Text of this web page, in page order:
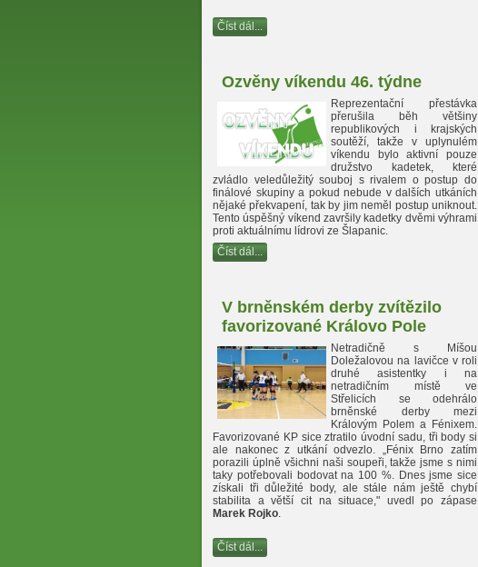
Číst dál...
Ozvěny víkendu 46. týdne
Reprezentační přestávka
přerušila běh většiny
republikových i krajských
soutěží, takže v uplynulém
víkendu bylo aktivní pouze
družstvo kadetek, které
zvládlo veledůležitý souboj s rivalem o postup do
finálové skupiny a pokud nebude v dalších utkáních
nějaké překvapení, tak by jim neměl postup uniknout.
Tento úspěšný víkend završily kadetky dvěmi výhrami
proti aktuálnímu lídrovi ze Šlapanic.
Číst dál...
V brněnském derby zvítězilo
favorizované Královo Pole
Netradičně s Míšou
Doležalovou na lavičce v roli
druhé asistentky i na
netradičním místě ve
Střelicích se odehrálo
brněnské derby mezi
Královým Polem a Fénixem.
Favorizované KP sice ztratilo úvodní sadu, tři body si
ale nakonec z utkání odvezlo. „Fénix Brno zatím
porazili úplně všichni naši soupeři, takže jsme s nimi
taky potřebovali bodovat na 100 %. Dnes jsme sice
získali tři důležité body, ale stále nám ještě chybí
stabilita a větší cit na situace," uvedl po zápase
Marek Rojko.
Číst dál...